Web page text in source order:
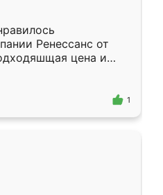
Ренессанс от
цена и
Приехавший
Владислав
самый
1